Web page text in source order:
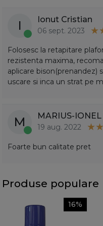
I Ionut Cristian
06 sept. 2023
Folosesc la retapitare
rezistenta maxima,
aplicare bison(prenandez)
uscare si inca un strat pe
M MARIUS-
19 aug. 2022
Foarte bun calitate pret
Produse populare
16%